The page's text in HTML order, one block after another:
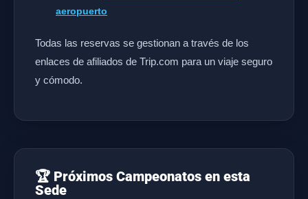
aeropuerto
Todas las reservas se gestionan a través de los
enlaces de afiliados de Trip.com para un viaje seguro
y cómodo.
🏆 Próximos Campeonatos en esta
Sede